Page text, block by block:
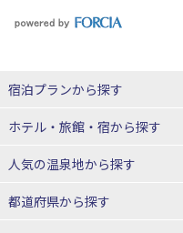
宿泊プランから探す
北海道
東北
青森県
ホテル・旅館・宿から探す
北海道ホテル・旅館
人気の温泉地から探す
北海道
都道府県から探す